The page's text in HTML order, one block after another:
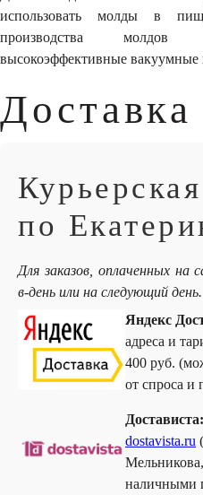
использовать молды в
производства молдов
высокоэффективные вакуумные
Доставка
по
Для заказов, оплаченных на
в-день или на следующий день.
Яндекс
адреса и
400 руб.
от спроса и
Достависта:
dostavista.ru
наличными